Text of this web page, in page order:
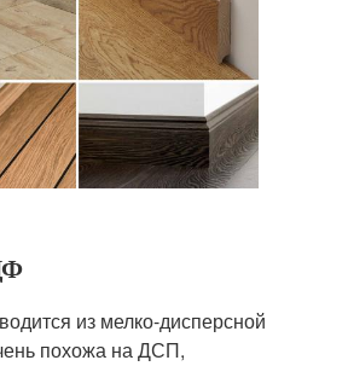
из мелко-дисперсной
похожа на ДСП,